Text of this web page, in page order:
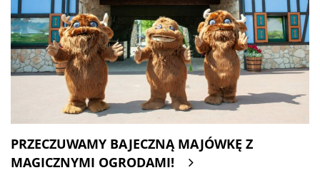
PRZECZUWAMY BAJECZNĄ MAJÓWKĘ Z
MAGICZNYMI OGRODAMI!